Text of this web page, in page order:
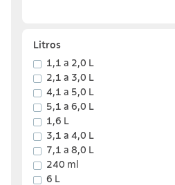
Litros
1,1 a 2,0 L
2,1 a 3,0 L
4,1 a 5,0 L
5,1 a 6,0 L
1,6 L
3,1 a 4,0 L
7,1 a 8,0 L
240 ml
6 L